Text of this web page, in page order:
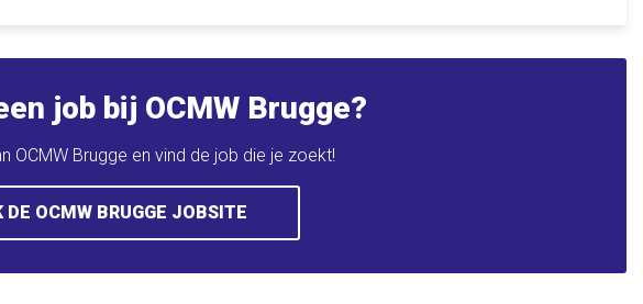
job bij OCMW Brugge?
OCMW Brugge en vind de job die je zoekt!
DE OCMW BRUGGE JOBSITE